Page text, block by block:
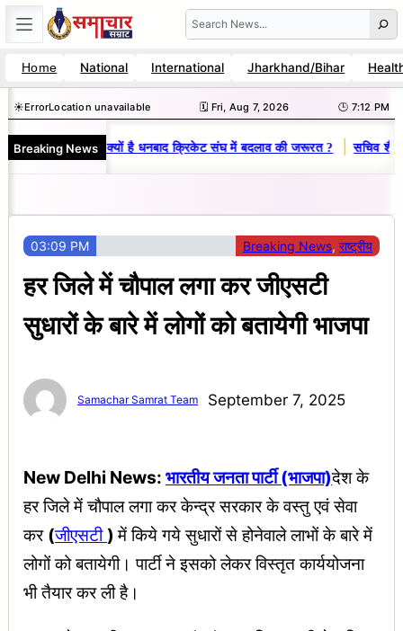
Skip
to
content
Search
Home National International Jharkhand/Bihar
☀️ErrorLocation unavailable 🗓️ Fri, Aug 7, 2026 🕒 7:12 PM
Breaking News
विनय राज : जानें क्यों है धनबाद क्रिकेट संघ में बदलाव की जरूरत ? सचिव
03:09 PM Breaking News, राष्ट्रीय
हर जिले में चौपाल लगा कर जीएसटी
सुधारों के बारे में लोगों को बतायेगी भाजपा
Samachar Samrat Team September 7, 2025
New Delhi News: भारतीय जनता पार्टी (भाजपा)देश के
हर जिले में चौपाल लगा कर केन्द्र सरकार के वस्तु एवं सेवा
कर (जीएसटी)में किये गये सुधारों से होनेवाले लाभों के बारे में
लोगों को बतायेगी। पार्टी ने इसको लेकर विस्तृत कार्ययोजना
भी तैयार कर ली है।